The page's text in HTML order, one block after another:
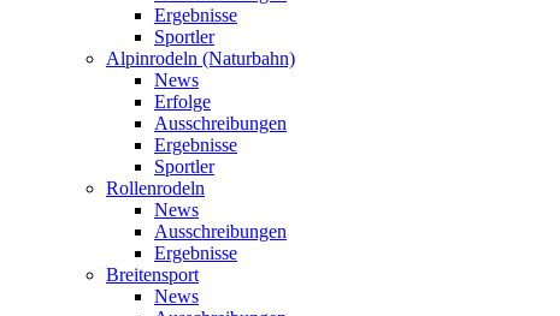
Ergebnisse
Sportler
Alpinrodeln (Naturbahn)
News
Erfolge
Ausschreibungen
Ergebnisse
Sportler
Rollenrodeln
News
Ausschreibungen
Ergebnisse
Breitensport
News